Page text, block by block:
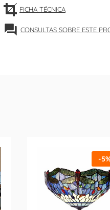
FICHA TÉCNICA
forum CONSULTAS SOBRE ESTE
-